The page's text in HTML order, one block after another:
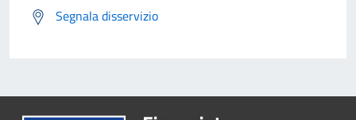
Segnala disservizio